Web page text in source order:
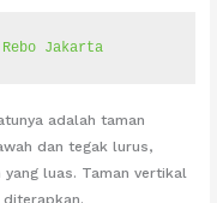
Jakarta
adalah taman
dan tegak lurus,
yang luas. Taman vertikal